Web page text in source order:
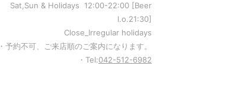
Sat,Sun & Holidays 12:00-22:00 [Beer
l.o.21:30]
Close_Irregular holidays
・予約不可、ご来店順のご案内になります。
・Tel:042-512-6982